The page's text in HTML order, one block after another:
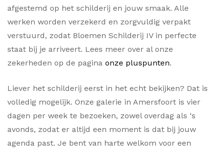
afgestemd op het schilderij en jouw smaak. Alle
werken worden verzekerd en zorgvuldig verpakt
verstuurd, zodat Bloemen Schilderij IV in perfecte
staat bij je arriveert. Lees meer over al onze
zekerheden op de pagina onze pluspunten.
Liever het schilderij eerst in het echt bekijken? Dat is
volledig mogelijk. Onze galerie in Amersfoort is vier
dagen per week te bezoeken, zowel overdag als ‘s
avonds, zodat er altijd een moment is dat bij jouw
agenda past. Je bent van harte welkom voor een